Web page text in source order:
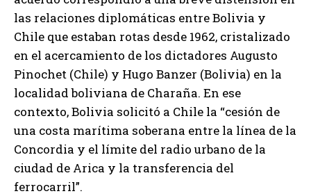
las relaciones diplomáticas entre Bolivia y
Chile que estaban rotas desde 1962, cristalizado
en el acercamiento de los dictadores Augusto
Pinochet (Chile) y Hugo Banzer (Bolivia) en la
localidad boliviana de Charaña. En ese
contexto, Bolivia solicitó a Chile la “cesión de
una costa marítima soberana entre la línea de la
Concordia y el límite del radio urbano de la
ciudad de Arica y la transferencia del
ferrocarril”.